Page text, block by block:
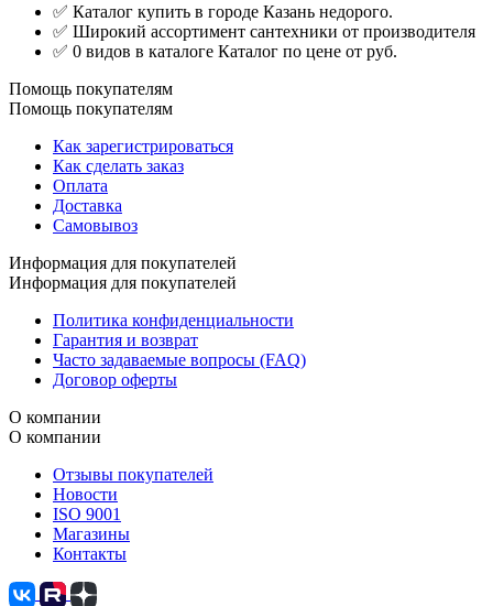
✅ Каталог купить в городе Казань недорого.
✅ Широкий ассортимент сантехники от производителя
✅ 0 видов в каталоге Каталог по цене от руб.
Помощь покупателям
Помощь покупателям
Как зарегистрироваться
Как сделать заказ
Оплата
Доставка
Самовывоз
Информация для покупателей
Информация для покупателей
Политика конфиденциальности
Гарантия и возврат
Часто задаваемые вопросы (FAQ)
Договор оферты
О компании
О компании
Отзывы покупателей
Новости
ISO 9001
Магазины
Контакты